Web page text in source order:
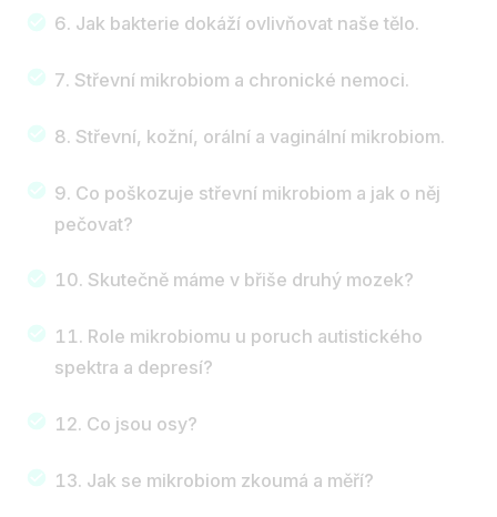
Jak bakterie dokáží ovlivňovat naše tělo.
Střevní mikrobiom a chronické nemoci.
Střevní, kožní, orální a vaginální mikrobiom.
Co poškozuje střevní mikrobiom a jak o něj
pečovat?
Skutečně máme v břiše druhý mozek?
Role mikrobiomu u poruch autistického
spektra a depresí?
Co jsou osy?
Jak se mikrobiom zkoumá a měří?